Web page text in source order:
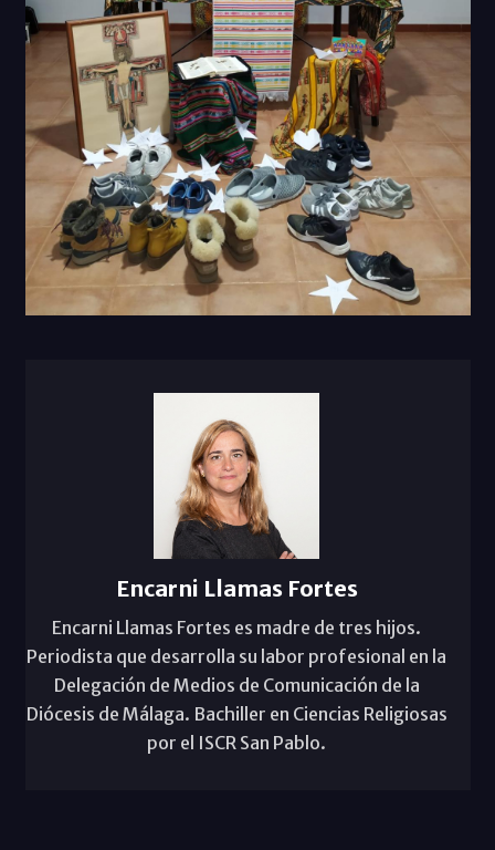
Encarni Llamas Fortes
Encarni Llamas Fortes es madre de tres hijos.
Periodista que desarrolla su labor profesional en la
Delegación de Medios de Comunicación de la
Diócesis de Málaga. Bachiller en Ciencias Religiosas
por el ISCR San Pablo.